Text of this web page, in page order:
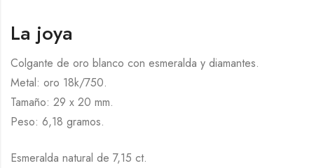
La joya
Colgante de oro blanco con esmeralda y diamantes.
Metal: oro 18k/750.
Tamaño: 29 x 20 mm.
Peso: 6,18 gramos.
Esmeralda natural de 7,15 ct.